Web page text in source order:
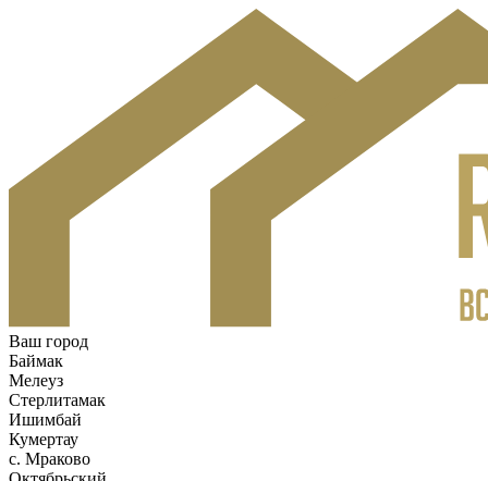
Ваш город
Баймак
Мелеуз
Стерлитамак
Ишимбай
Кумертау
c. Мраково